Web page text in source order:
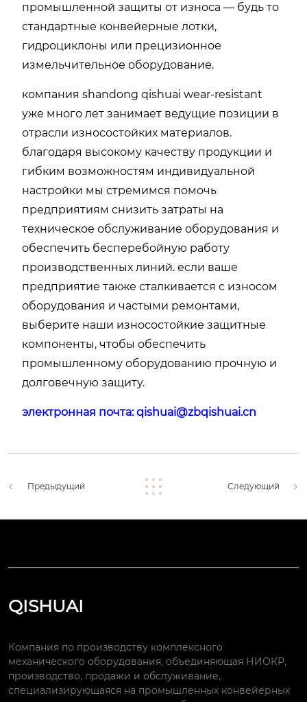
промышленной защиты от износа — будь то
стандартные конвейерные лотки,
гидроциклоны или прецизионное
измельчительное оборудование.
компания shandong qishuai wear-resistant
уже много лет занимает ведущие позиции в
отрасли износостойких материалов.
благодаря высокому качеству продукции и
гибким возможностям индивидуальной
настройки мы стремимся помочь
предприятиям снизить затраты на
техническое обслуживание оборудования и
обеспечить бесперебойную работу
производственных линий. если ваше
предприятие также сталкивается с износом
оборудования и частыми ремонтами,
выберите наши износостойкие защитные
компоненты, чтобы обеспечить
промышленному оборудованию прочную и
долговечную защиту.
электронная почта:qishuai@zbqishuai.cn
Предыдущий Следующий
QISHUAI
Компания по производству комплексного
механического оборудования, объединяющая НИОКР,
производство, продажи и обслуживание,
специализирующаяся на промышленных конвейерных